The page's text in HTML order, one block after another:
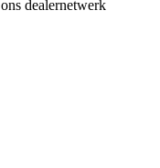
dealernetwerk